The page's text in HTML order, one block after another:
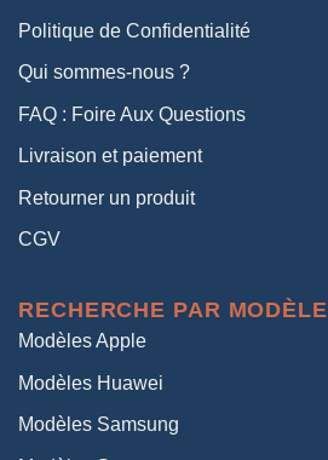
Politique de Confidentialité
Qui sommes-nous ?
FAQ : Foire Aux Questions
Livraison et paiement
Retourner un produit
CGV
RECHERCHE PAR MODÈLE
Modèles Apple
Modèles Huawei
Modèles Samsung